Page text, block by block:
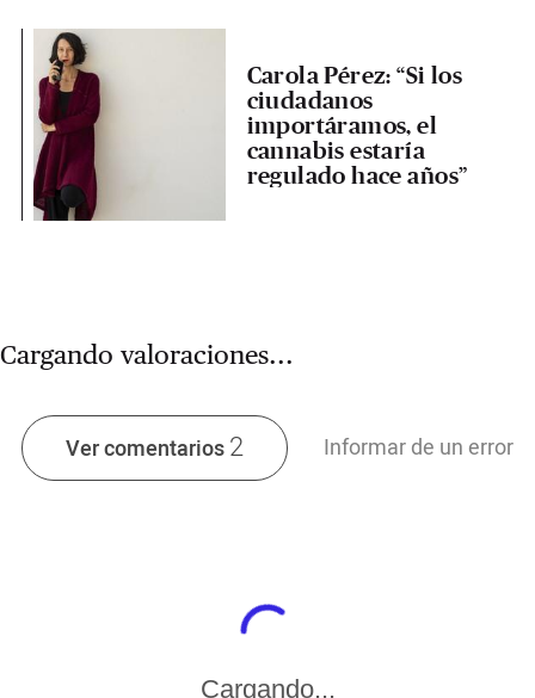
Carola Pérez: “Si los
ciudadanos
importáramos, el
cannabis estaría
regulado hace años”
Cargando valoraciones...
Ver comentarios2 Informar de un error
Cargando...